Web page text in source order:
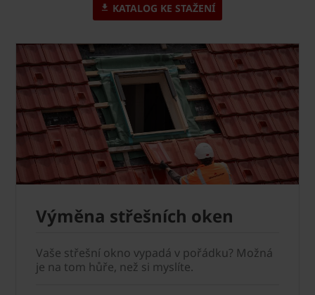
KATALOG KE STAŽENÍ
Výměna střešních oken
Vaše střešní okno vypadá v pořádku? Možná
je na tom hůře, než si myslíte.